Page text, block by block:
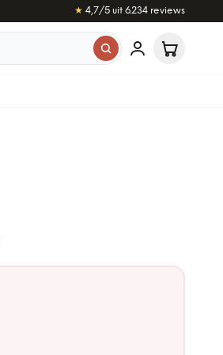
★ 4,7/5 uit 6.234reviews